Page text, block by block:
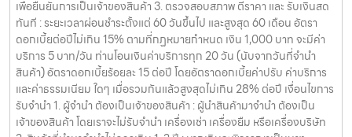
เพื่อยืนยันการเป็นเจ้าของสินค้า 3. ตรวจสอบสภาพ ตีราคา และ รับเงินสด
ทันที : ระยะเวลาผ่อนชำระตั้งแต่ 60 วันขึ้นไป และสูงสุด 60 เดือน อัตรา
ดอกเบี้ยต่อปีไม่เกิน 15% ตามที่กฏหมายกำหนด เงิน 1,000 บาท จะมีค่า
บริการ 5 บาท/วัน ท่านโอนเงินค่าบริการทุก 20 วัน (นับจากวันที่จำนำ
สินค้า) อัตราดอกเบี้ยร้อยละ 15 ต่อปี โดยอัตราดอกเบี้ยค่าปรับ ค่าบริการ
และค่าธรรมเนียม ใดๆ เมื่อรวมกันแล้วสูงสุดไม่เกิน 28% ต่อปี เงื่อนไขการ
รับจำนำ 1. ผู้จำนำ ต้องเป็นเจ้าของสินค้า : ผู้นำสินค้ามาจำนำ ต้องเป็น
เจ้าของสินค้า โดยเราจะไม่รับจำนำ เครื่องเช่า เครื่องยืม หรือเครื่องบริษัท